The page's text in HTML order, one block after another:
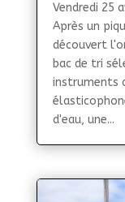
Vendredi 25
Après un
découvert
bac de tri
instruments
d'eau, une...